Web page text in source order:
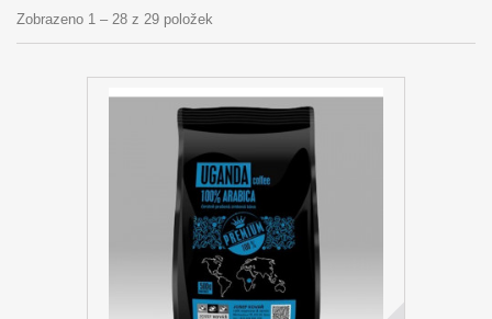
Zobrazeno 1 – 28 z 29 položek